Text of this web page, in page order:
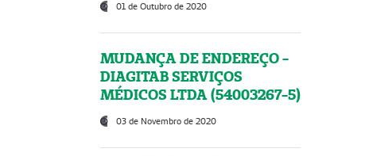
01 de Outubro de 2020
MUDANÇA DE ENDEREÇO -
DIAGITAB SERVIÇOS
MÉDICOS LTDA (54003267-5)
03 de Novembro de 2020